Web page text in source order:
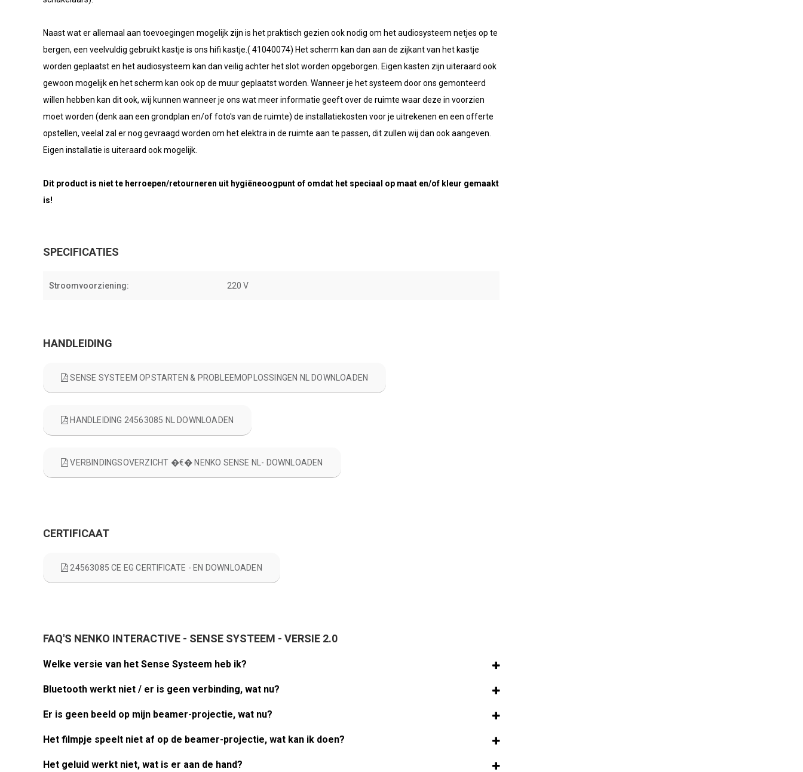
Naast wat er allemaal aan toevoegingen mogelijk zijn is het praktisch gezien ook nodig om het audiosysteem netjes op te
bergen, een veelvuldig gebruikt kastje is ons hifi kastje.( 41040074) Het scherm kan dan aan de zijkant van het kastje
worden geplaatst en het audiosysteem kan dan veilig achter het slot worden opgeborgen. Eigen kasten zijn uiteraard ook
gewoon mogelijk en het scherm kan ook op de muur geplaatst worden. Wanneer je het systeem door ons gemonteerd
willen hebben kan dit ook, wij kunnen wanneer je ons wat meer informatie geeft over de ruimte waar deze in voorzien
moet worden (denk aan een grondplan en/of foto's van de ruimte) de installatiekosten voor je uitrekenen en een offerte
opstellen, veelal zal er nog gevraagd worden om het elektra in de ruimte aan te passen, dit zullen wij dan ook aangeven.
Eigen installatie is uiteraard ook mogelijk.
Dit product is niet te herroepen/retourneren uit hygiëneoogpunt of omdat het speciaal op maat en/of kleur gemaakt
is!
SPECIFICATIES
Stroomvoorziening: 220 V
HANDLEIDING
SENSE SYSTEEM OPSTARTEN & PROBLEEMOPLOSSINGEN NL DOWNLOADEN
HANDLEIDING 24563085 NL DOWNLOADEN
VERBINDINGSOVERZICHT �€� NENKO SENSE NL- DOWNLOADEN
CERTIFICAAT
24563085 CE EG CERTIFICATE - EN DOWNLOADEN
FAQ'S NENKO INTERACTIVE - SENSE SYSTEEM - VERSIE 2.0
Welke versie van het Sense Systeem heb ik?
Bluetooth werkt niet / er is geen verbinding, wat nu?
Er is geen beeld op mijn beamer-projectie, wat nu?
Het filmpje speelt niet af op de beamer-projectie, wat kan ik doen?
Het geluid werkt niet, wat is er aan de hand?